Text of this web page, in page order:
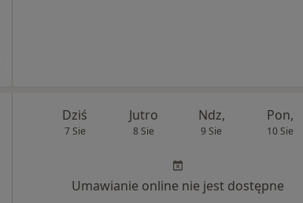
Dziś
7 Sie
Jutro
8 Sie
Ndz,
9 Sie
Pon,
10 Sie
Umawianie online nie jest dostępne